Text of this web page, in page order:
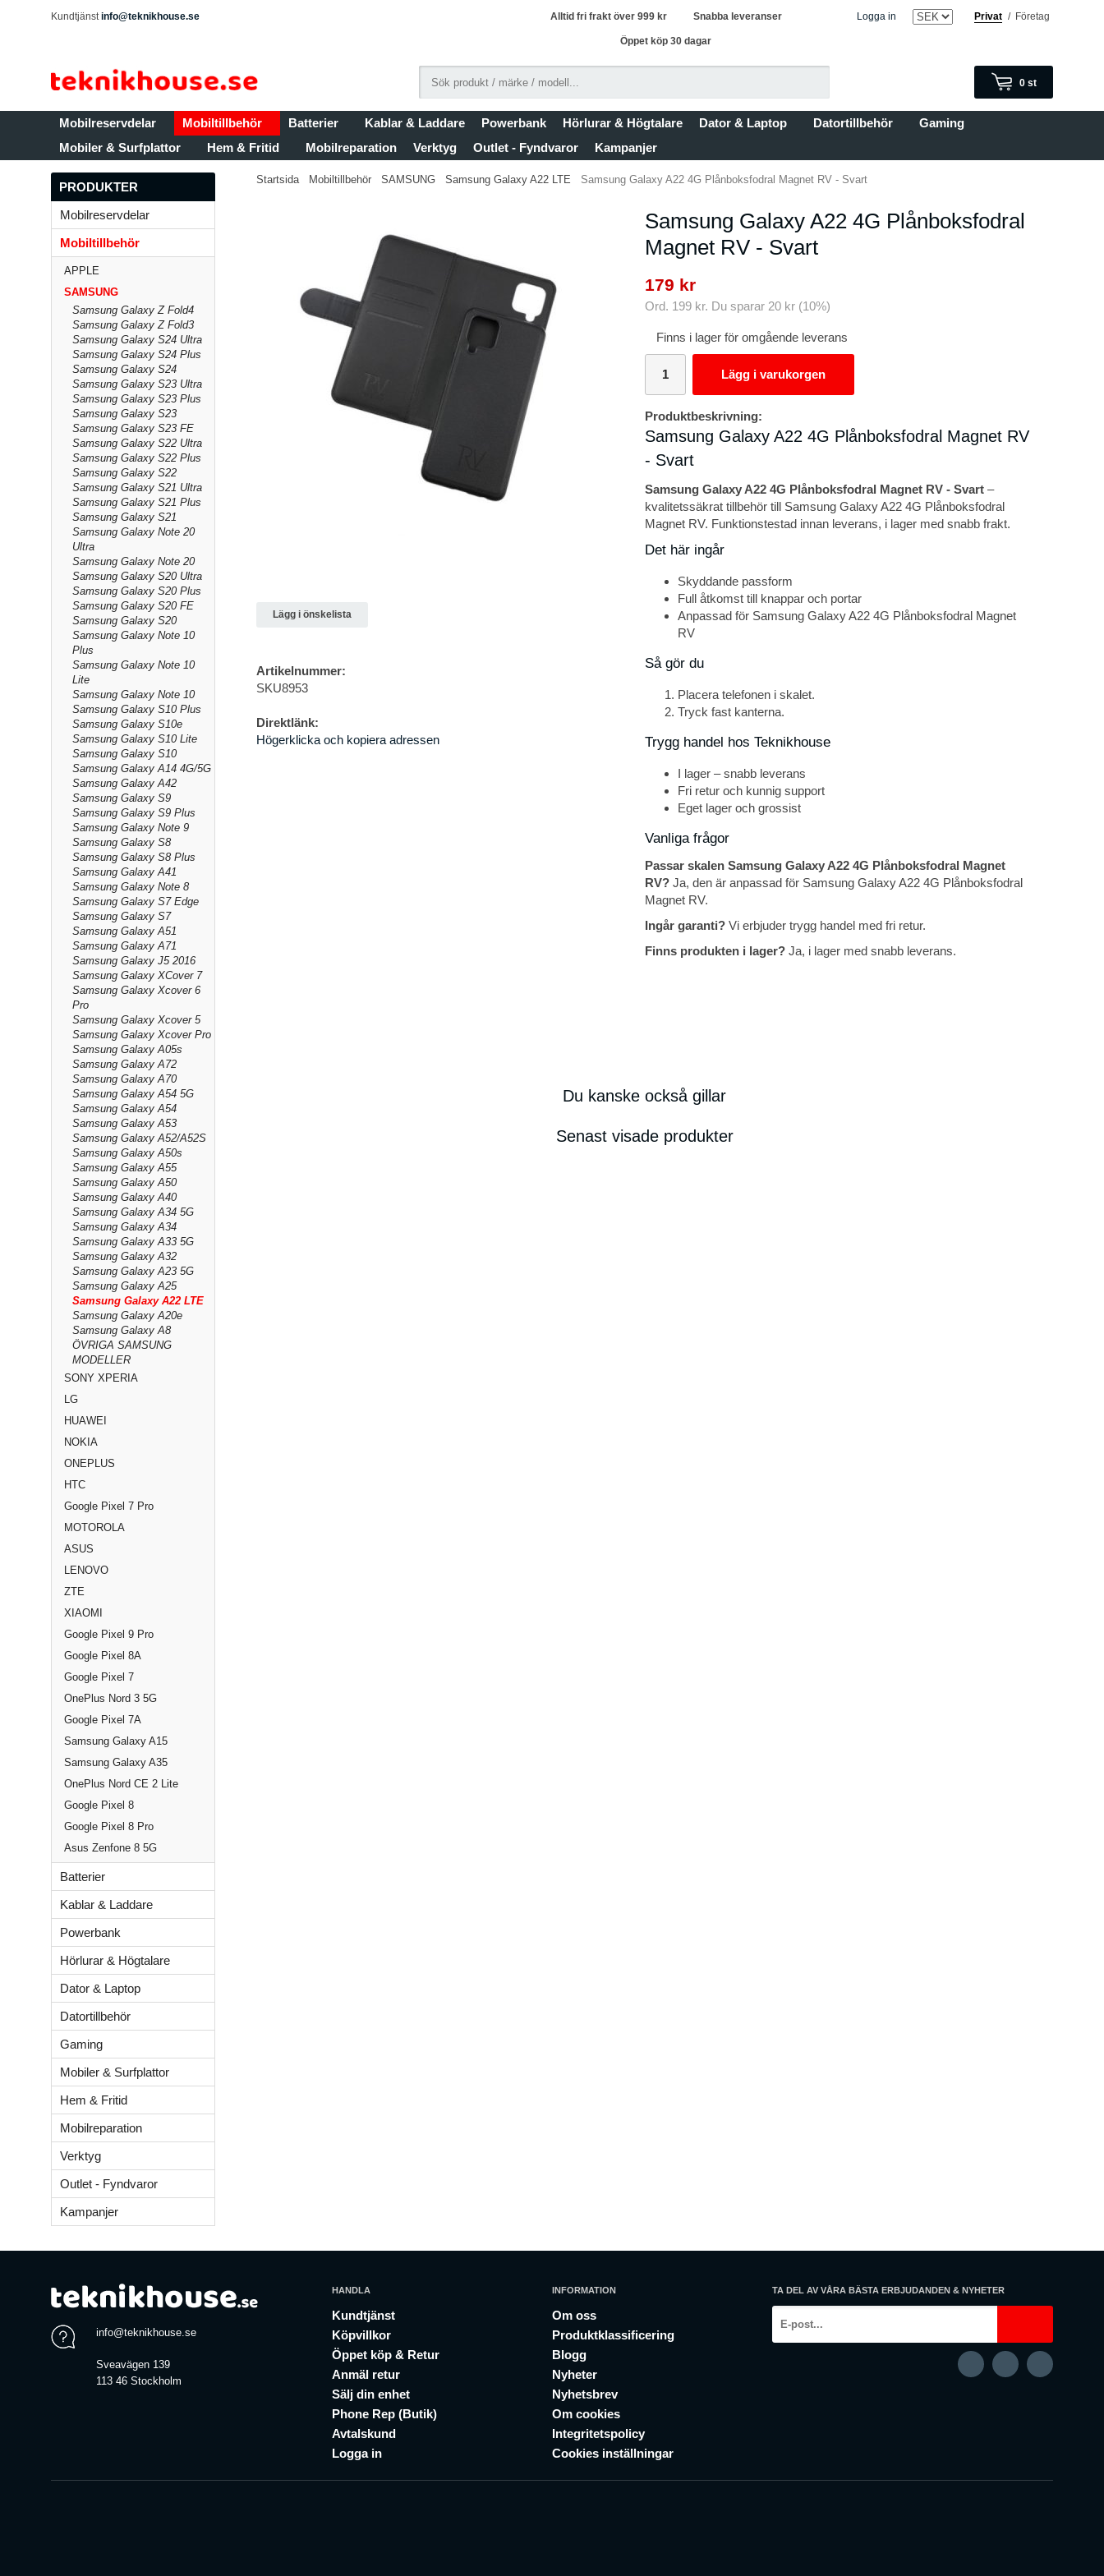
Kundtjänstinfo@teknikhouse.se Logga in Privat / Företag
Alltid fri frakt över 999 kr Snabba leveranser
Öppet köp 30 dagar
0 st
Mobilreservdelar Mobiltillbehör Batterier Kablar & Laddare Powerbank Hörlurar & Högtalare Dator & Laptop Datortillbehör
Gaming
Mobiler & Surfplattor
Hem & Fritid Mobilreparation Verktyg Outlet - Fyndvaror Kampanjer
PRODUKTER
Mobilreservdelar
Mobiltillbehör
APPLE
SAMSUNG
Samsung Galaxy Z Fold4
Samsung Galaxy Z Fold3
Samsung Galaxy S24 Ultra
Samsung Galaxy S24 Plus
Samsung Galaxy S24
Samsung Galaxy S23 Ultra
Samsung Galaxy S23 Plus
Samsung Galaxy S23
Samsung Galaxy S23 FE
Samsung Galaxy S22 Ultra
Samsung Galaxy S22 Plus
Samsung Galaxy S22
Samsung Galaxy S21 Ultra
Samsung Galaxy S21 Plus
Samsung Galaxy S21
Samsung Galaxy Note 20
Ultra
Samsung Galaxy Note 20
Samsung Galaxy S20 Ultra
Samsung Galaxy S20 Plus
Samsung Galaxy S20 FE
Samsung Galaxy S20
Samsung Galaxy Note 10
Plus
Samsung Galaxy Note 10
Lite
Samsung Galaxy Note 10
Samsung Galaxy S10 Plus
Samsung Galaxy S10e
Samsung Galaxy S10 Lite
Samsung Galaxy S10
Samsung Galaxy A14 4G/5G
Samsung Galaxy A42
Samsung Galaxy S9
Samsung Galaxy S9 Plus
Samsung Galaxy Note 9
Samsung Galaxy S8
Samsung Galaxy S8 Plus
Samsung Galaxy A41
Samsung Galaxy Note 8
Samsung Galaxy S7 Edge
Samsung Galaxy S7
Samsung Galaxy A51
Samsung Galaxy A71
Samsung Galaxy J5 2016
Samsung Galaxy XCover 7
Samsung Galaxy Xcover 6
Pro
Samsung Galaxy Xcover 5
Samsung Galaxy Xcover Pro
Samsung Galaxy A05s
Samsung Galaxy A72
Samsung Galaxy A70
Samsung Galaxy A54 5G
Samsung Galaxy A54
Samsung Galaxy A53
Samsung Galaxy A52/A52S
Samsung Galaxy A50s
Samsung Galaxy A55
Samsung Galaxy A50
Samsung Galaxy A40
Samsung Galaxy A34 5G
Samsung Galaxy A34
Samsung Galaxy A33 5G
Samsung Galaxy A32
Samsung Galaxy A23 5G
Samsung Galaxy A25
Samsung Galaxy A22 LTE
Samsung Galaxy A20e
Samsung Galaxy A8
ÖVRIGA SAMSUNG
MODELLER
SONY XPERIA
LG
HUAWEI
NOKIA
ONEPLUS
HTC
Google Pixel 7 Pro
MOTOROLA
ASUS
LENOVO
ZTE
XIAOMI
Google Pixel 9 Pro
Google Pixel 8A
Google Pixel 7
OnePlus Nord 3 5G
Google Pixel 7A
Samsung Galaxy A15
Samsung Galaxy A35
OnePlus Nord CE 2 Lite
Google Pixel 8
Google Pixel 8 Pro
Asus Zenfone 8 5G
Batterier
Kablar & Laddare
Powerbank
Hörlurar & Högtalare
Dator & Laptop
Datortillbehör
Gaming
Mobiler & Surfplattor
Hem & Fritid
Mobilreparation
Verktyg
Outlet - Fyndvaror
Kampanjer
Startsida Mobiltillbehör SAMSUNG Samsung Galaxy A22 LTE Samsung Galaxy A22 4G Plånboksfodral Magnet RV - Svart
Samsung Galaxy A22 4G Plånboksfodral
Magnet RV - Svart
179 kr
Ord. 199 kr. Du sparar 20 kr(10%)
Finns i lager för omgående leverans
Lägg i varukorgen
Produktbeskrivning:
Samsung Galaxy A22 4G Plånboksfodral Magnet RV
- Svart
Samsung Galaxy A22 4G Plånboksfodral Magnet RV - Svart–
kvalitetssäkrat tillbehör till Samsung Galaxy A22 4G Plånboksfodral
Magnet RV. Funktionstestad innan leverans, i lager med snabb frakt.
Det här ingår
Skyddande passform
Full åtkomst till knappar och portar
Anpassad för Samsung Galaxy A22 4G Plånboksfodral Magnet
RV
Så gör du
Placera telefonen i skalet.
Tryck fast kanterna.
Trygg handel hos Teknikhouse
I lager – snabb leverans
Fri retur och kunnig support
Eget lager och grossist
Vanliga frågor
Passar skalen Samsung Galaxy A22 4G Plånboksfodral Magnet
RV?Ja, den är anpassad för Samsung Galaxy A22 4G Plånboksfodral
Magnet RV.
Ingår garanti?Vi erbjuder trygg handel med fri retur.
Finns produkten i lager?Ja, i lager med snabb leverans.
Lägg i önskelista
Artikelnummer:
SKU8953
Direktlänk:
Högerklicka och kopiera adressen
Du kanske också gillar
Senast visade produkter
info@teknikhouse.se
Sveavägen 139
113 46 Stockholm
HANDLA
Kundtjänst
Köpvillkor
Öppet köp & Retur
Anmäl retur
Sälj din enhet
Phone Rep (Butik)
Avtalskund
Logga in
INFORMATION
Om oss
Produktklassificering
Blogg
Nyheter
Nyhetsbrev
Om cookies
Integritetspolicy
Cookies inställningar
TA DEL AV VÅRA BÄSTA ERBJUDANDEN & NYHETER